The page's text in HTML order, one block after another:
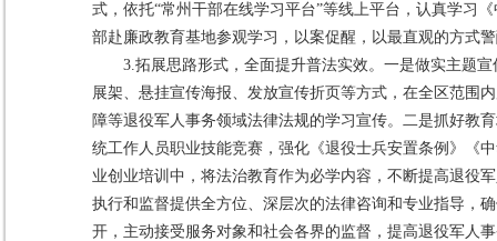
式，依托“常州干部在线学习平台”等线上平台，认真学习
部赴廉政教育基地参观学习，以案促醒，以最直观的方式
3.拓展思路形式，全面提升普法实效。一是做实主题
展架、悬挂宣传海报、发放宣传折页等方式，在全区范围
障等退役军人事务领域法律法规的学习宣传。二是抓好教
统工作人员职业技能竞赛，强化《退役士兵安置条例》《
业创业培训中，将法治教育作为必学内容，不断提高退役
执行和监督提供全方位、深层次的法律咨询和专业指导，
开，主动接受服务对象和社会各界的监督，提高退役军人